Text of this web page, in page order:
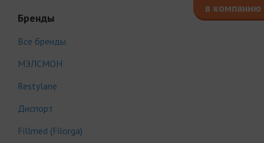
Бренды
Все бренды
МЭЛСМОН
Restylane
Диспорт
Fillmed (Filorga)
в компанию